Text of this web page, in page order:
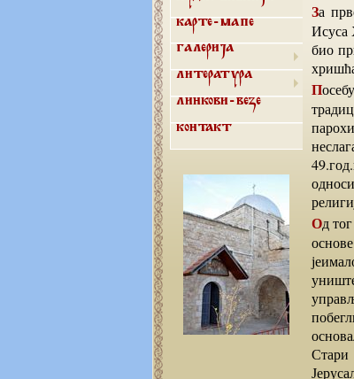
Карте-мапе
Галерија
Литература
Линкови-везе
Контакт
За првог Епископа Апостолске цркве је изабран брат Јаков (33-62.год.н.е.), духовни брат
Исуса
био
Посебу бригу је водио о црквеном устројству, богослужбама у храмовима у сагласности са
Од тог догађаја, хришћанство добија универзални карактер, одваја се од јудаизма и поприма